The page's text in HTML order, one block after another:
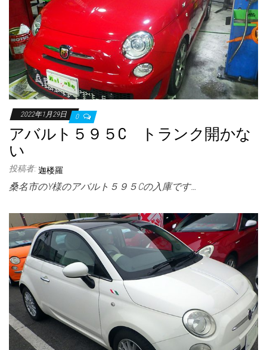
2022年1月29日 0
アバルト５９５C トランク開かな
い
投稿者: 迦楼羅
桑名市のY様のアバルト５９５Cの入庫です…